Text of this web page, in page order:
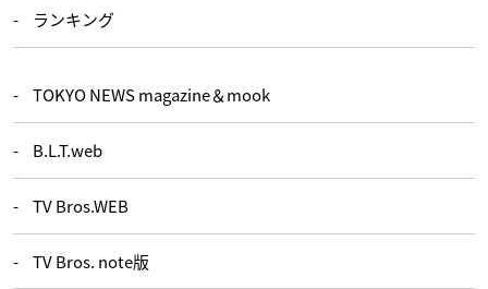
ランキング
TOKYO NEWS magazine＆mook
B.L.T.web
TV Bros.WEB
TV Bros. note版